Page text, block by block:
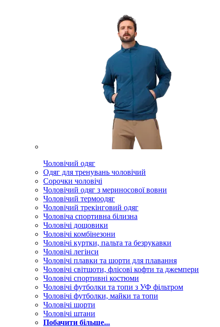
Чоловічий одяг
Одяг для тренувань чоловічий
Сорочки чоловічі
Чоловічий одяг з мериносової вовни
Чоловічий термоодяг
Чоловічий трекінговий одяг
Чоловіча спортивна білизна
Чоловічі дощовики
Чоловічі комбінезони
Чоловічі куртки, пальта та безрукавки
Чоловічі легінси
Чоловічі плавки та шорти для плавання
Чоловічі світшоти, флісові кофти та джемпери
Чоловічі спортивні костюми
Чоловічі футболки та топи з УФ фільтром
Чоловічі футболки, майки та топи
Чоловічі шорти
Чоловічі штани
Побачити більше...